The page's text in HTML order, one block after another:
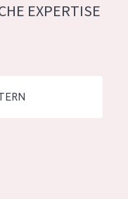
EXPERTISE